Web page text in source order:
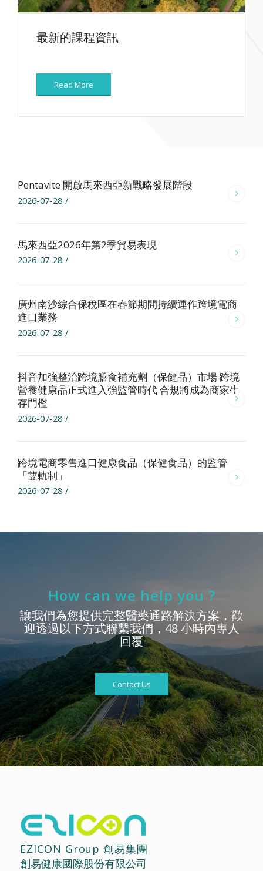
最新的課程資訊
Read More
Pentavite 開啟馬來西亞新戰略發展階段
2026-07-28 /
馬來西亞2026年第2季貿易表現
2026-07-28 /
廣州南沙綜合保稅區在春節期間持續運作跨境電商
進口業務
2026-07-28 /
抖音加強整治跨境膳食補充劑（保健品）市場 跨境
營養健康品正式進入強監管時代 合規將成為商家生
存門檻
2026-07-28 /
跨境電商零售進口健康食品（保健食品）的監管
「雙軌制」
2026-07-28 /
How can we help you ?
讓我們為您提供完整醫藥通路解決方案，歡
迎透過以下方式聯繫我們，48 小時內專人
回覆
Contact Us
EZICON Group 創易集團
創易健康國際股份有限公司